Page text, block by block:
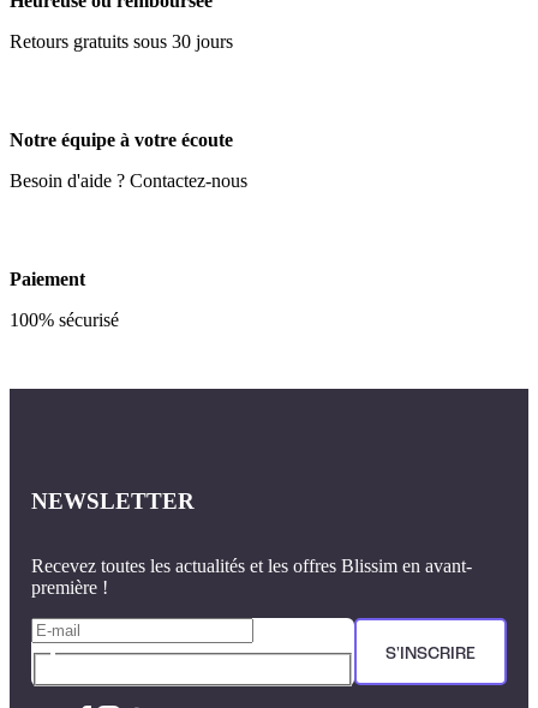
Retours gratuits sous 30 jours
Notre équipe à votre écoute
Besoin d'aide ? Contactez-nous
Paiement
100% sécurisé
NEWSLETTER
Recevez toutes les actualités et les offres Blissim en avant-
première !
S'INSCRIRE